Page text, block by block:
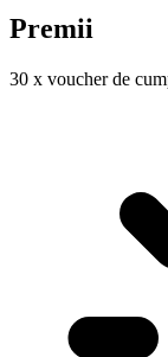
Premii
30 x voucher de